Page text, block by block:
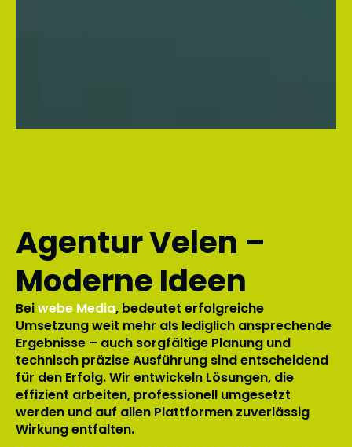
Agentur Velen –
Moderne Ideen
Beiwebe Media, bedeutet erfolgreiche
Umsetzung weit mehr als lediglich ansprechende
Ergebnisse – auch sorgfältige Planung und
technisch präzise Ausführung sind entscheidend
für den Erfolg. Wir entwickeln Lösungen, die
effizient arbeiten, professionell umgesetzt
werden und auf allen Plattformen zuverlässig
Wirkung entfalten.